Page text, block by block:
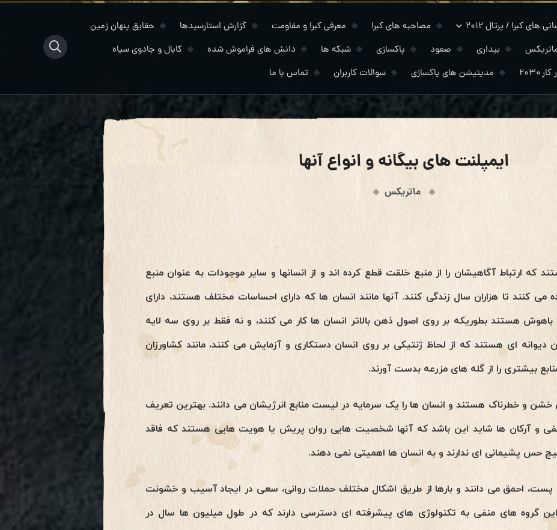
های کبرا / پرتال ۲۰۱۲ مصاحبه های کبرا معرفی کبرا و مقاومت گزارش استارسیدها
حقایق پنهان زمین
بیداری صعود پاکسازی شبکه ها دانش های فراموش شده
کابال و جادوی سیاه
۲۰۳۰
مدیتیشن های پاکسازی سوالات کاربران تماس با ما
ایمپلنت های بیگانه و انواع آنها
ماتریکس
که ارتباط آگاهیشان را از منبع خلقت قطع کرده اند و از انسانها و سایر موجودات به عنوان منبع
می کنند تا هزاران سال زندگی کنند. آنها مانند انسان ها که دارای احساسات مختلف هستند، دارای
هستند بطوریکه بر روی اصول ذهن بالاتر انسان ها کار می کنند، و نه فقط بر روی سه لایه
دیوانه ای هستند که از لحاظ ژنتیکی بر روی انسان دستکاری و آزمایش می کنند، مانند کشاورزان
بیشتری را از گله های مزرعه بدست آورند.
خشن و خطرناک هستند و انسان ها را یک سرمایه در لیست منابع انرژیشان می دانند. بهترین تعریف
منفی و آرکان ها شاید این باشد که آنها شخصیت هایی روان پریش یا هویت هایی هستند که فاقد
حس پشیمانی ای ندارند و به انسان ها اهمیتی نمی دهند.
پست، احمق می دانند و بارها از طریق اشکال مختلف حملات روانی، سعی در ایجاد آسیب و خشونت
گروه های منفی به تکنولوژی های پیشرفته ای دسترسی دارند که در طول میلیون ها سال در